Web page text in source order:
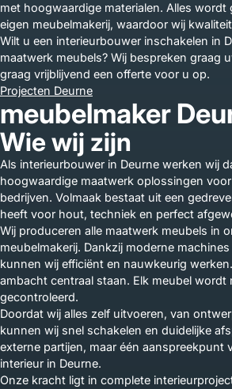
met hoogwaardige materialen. Alles
eigen meubelmakerij, waardoor wij
Wilt u een interieurbouwer inschakelen in
maatwerk meubels? Wij bespreken graag
graag vrijblijvend een offerte voor u op.
Projecten Deurne
meubelmaker
Wie wij zijn
Als interieurbouwer in Deurne werken wij
hoogwaardige maatwerk oplossingen
bedrijven. Volmaak bestaat uit een
heeft voor hout, techniek en perfect
Wij produceren alle maatwerk meubels in
meubelmakerij. Dankzij moderne
kunnen wij efficiënt en nauwkeurig
ambacht centraal staan. Elk meubel wordt
gecontroleerd.
Doordat wij alles zelf uitvoeren, van
kunnen wij snel schakelen en duidelijke
externe partijen, maar één aanspreekpunt
interieur in Deurne.
Onze kracht ligt in complete